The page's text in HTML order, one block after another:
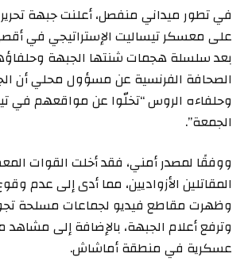
في تطور ميداني منفصل، أعلنت جبهة
على معسكر تيساليت الإستراتيجي في
بعد سلسلة هجمات شنتها الجبهة
الصحافة الفرنسية عن مسؤول محلي أن
وحلفاءه الروس “تخلّوا عن مواقعهم في
الجمعة”.
ووفقًا لمصدر أمني، فقد أخلت القوات
المقاتلين الأزواديين، مما أدى إلى عدم
وظهرت مقاطع فيديو لجماعات مسلحة
وترفع أعلام الجبهة، بالإضافة إلى
عسكرية في منطقة أماشاش.